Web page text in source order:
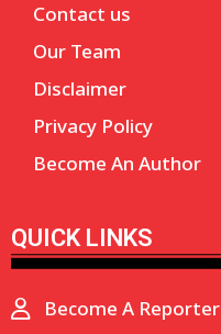
Contact us
Our Team
Disclaimer
Privacy Policy
Become An Author
QUICK LINKS
Become A Reporter